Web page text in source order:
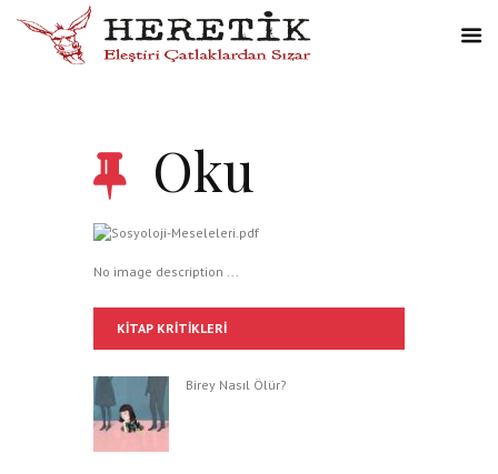
Oku
No image description ...
KITAP KRITIKLERI
Birey Nasıl Ölür?